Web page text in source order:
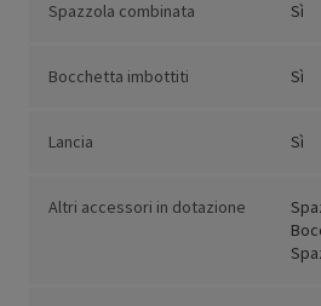
Spazzola combinata Sì
Bocchetta imbottiti Sì
Lancia Sì
Altri accessori in dotazione